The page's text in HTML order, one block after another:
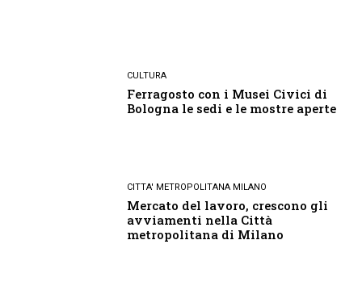
CULTURA
Ferragosto con i Musei Civici di
Bologna le sedi e le mostre aperte
CITTA' METROPOLITANA MILANO
Mercato del lavoro, crescono gli
avviamenti nella Città
metropolitana di Milano